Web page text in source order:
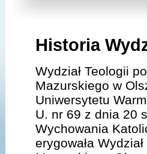
Historia
Wydział Teologii
Mazurskiego w
Uniwersytetu
U. nr 69 z dnia 20
Wychowania
erygowała